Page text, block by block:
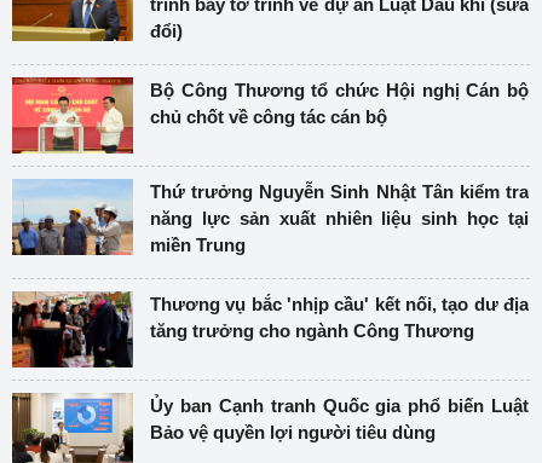
đổi)
Bộ Công Thương tổ chức Hội nghị Cán bộ
chủ chốt về công tác cán bộ
Thứ trưởng Nguyễn Sinh Nhật Tân kiểm tra
năng lực sản xuất nhiên liệu sinh học tại
miền Trung
Thương vụ bắc 'nhịp cầu' kết nối, tạo dư địa
tăng trưởng cho ngành Công Thương
Ủy ban Cạnh tranh Quốc gia phổ biến Luật
Bảo vệ quyền lợi người tiêu dùng